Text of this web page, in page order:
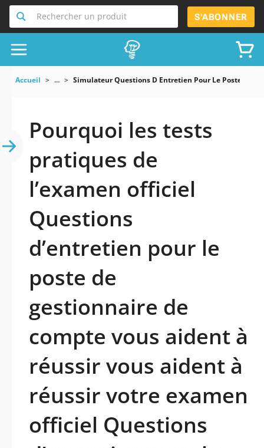
Rechercher un produit S'ABONNER
Accueil ... Simulateur Questions D Entretien Pour Le Poste De
Pourquoi les tests
pratiques de
l’examen officiel
Questions
d’entretien pour le
poste de
gestionnaire de
compte vous aident à
réussir vous aident à
réussir votre examen
officiel Questions